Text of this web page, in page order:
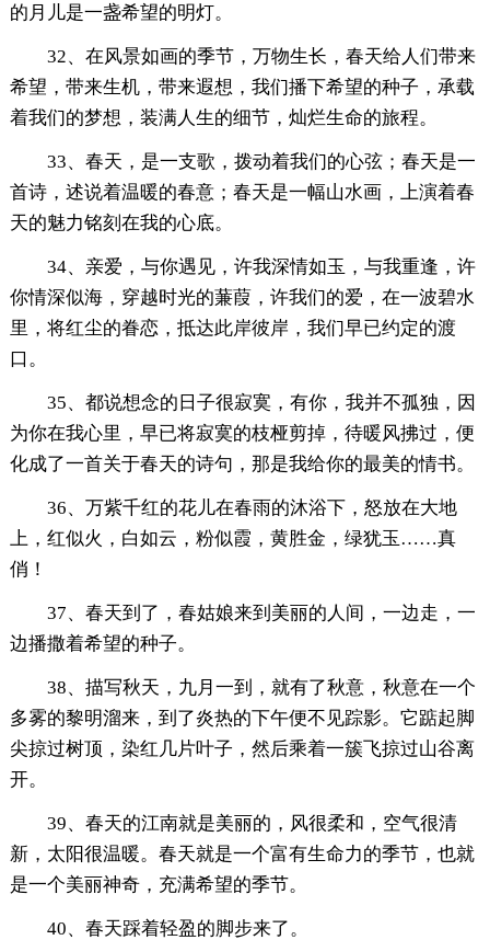
的月儿是一盏希望的明灯。
32、在风景如画的季节，万物生长，春天给人们带来
希望，带来生机，带来遐想，我们播下希望的种子，承载
着我们的梦想，装满人生的细节，灿烂生命的旅程。
33、春天，是一支歌，拨动着我们的心弦；春天是一
首诗，述说着温暖的春意；春天是一幅山水画，上演着春
天的魅力铭刻在我的心底。
34、亲爱，与你遇见，许我深情如玉，与我重逢，许
你情深似海，穿越时光的蒹葭，许我们的爱，在一波碧水
里，将红尘的眷恋，抵达此岸彼岸，我们早已约定的渡
口。
35、都说想念的日子很寂寞，有你，我并不孤独，因
为你在我心里，早已将寂寞的枝桠剪掉，待暖风拂过，便
化成了一首关于春天的诗句，那是我给你的最美的情书。
36、万紫千红的花儿在春雨的沐浴下，怒放在大地
上，红似火，白如云，粉似霞，黄胜金，绿犹玉……真
俏！
37、春天到了，春姑娘来到美丽的人间，一边走，一
边播撒着希望的种子。
38、描写秋天，九月一到，就有了秋意，秋意在一个
多雾的黎明溜来，到了炎热的下午便不见踪影。它踮起脚
尖掠过树顶，染红几片叶子，然后乘着一簇飞掠过山谷离
开。
39、春天的江南就是美丽的，风很柔和，空气很清
新，太阳很温暖。春天就是一个富有生命力的季节，也就
是一个美丽神奇，充满希望的季节。
40、春天踩着轻盈的脚步来了。